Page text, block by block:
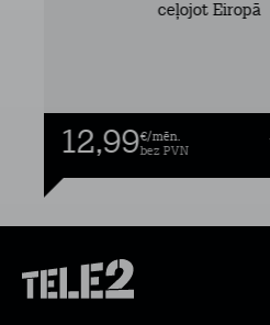
ceļojot Eiropā
12,99€/mēn.
bez PVN